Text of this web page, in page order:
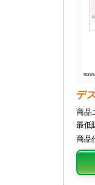
デ
商品
最低
商品